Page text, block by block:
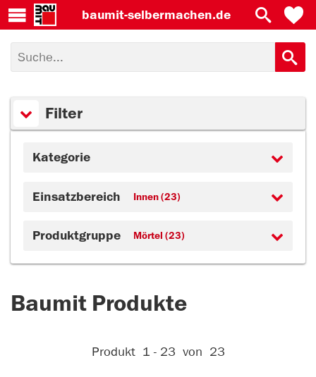
baumit-selbermachen.de
Filter
Kategorie
Einsatzbereich Innen (23)
Produktgruppe Mörtel (23)
Baumit Produkte
Aktive Filter:
Produkt 1 - 23 von 23